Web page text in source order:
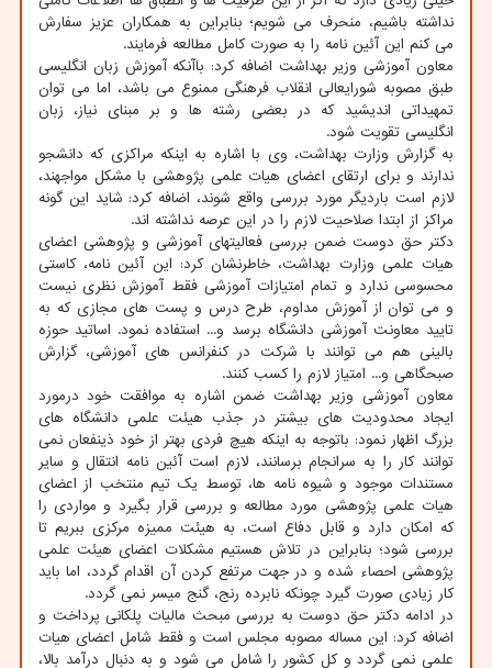
نداشته باشیم، منحرف می شویم؛ بنابراین به همکاران عزیز سفارش
می کنم این آئین نامه را به صورت کامل مطالعه فرمایند.
معاون آموزشی وزیر بهداشت اضافه کرد: باآنکه آموزش زبان انگلیسی
طبق مصوبه شورایعالی انقلاب فرهنگی ممنوع می باشد، اما می توان
تمهیداتی اندیشید که در بعضی رشته ها و بر مبنای نیاز، زبان
انگلیسی تقویت شود.
به گزارش وزارت بهداشت، وی با اشاره به اینکه مراکزی که دانشجو
ندارند و برای ارتقای اعضای هیات علمی پژوهشی با مشکل مواجهند،
لازم است باردیگر مورد بررسی واقع شوند، اضافه کرد: شاید این گونه
مراکز از ابتدا صلاحیت لازم را در این عرصه نداشته اند.
دکتر حق دوست ضمن بررسی فعالیتهای آموزشی و پژوهشی اعضای
هیات علمی وزارت بهداشت، خاطرنشان کرد: این آئین نامه، کاستی
محسوسی ندارد و تمام امتیازات آموزشی فقط آموزش نظری نیست
و می توان از آموزش مداوم، طرح درس و پست های مجازی که به
تایید معاونت آموزشی دانشگاه برسد و... استفاده نمود. اساتید حوزه
بالینی هم می توانند با شرکت در کنفرانس های آموزشی، گزارش
صبحگاهی و... امتیاز لازم را کسب کنند.
معاون آموزشی وزیر بهداشت ضمن اشاره به موافقت خود درمورد
ایجاد محدودیت های بیشتر در جذب هیئت علمی دانشگاه های
بزرگ اظهار نمود: باتوجه به اینکه هیچ فردی بهتر از خود ذینفعان نمی
توانند کار را به سرانجام برسانند، لازم است آئین نامه انتقال و سایر
مستندات موجود و شیوه نامه ها، توسط یک تیم منتخب از اعضای
هیات علمی پژوهشی مورد مطالعه و بررسی قرار بگیرد و مواردی را
که امکان دارد و قابل دفاع است، به هیئت ممیزه مرکزی ببریم تا
بررسی شود؛ بنابراین در تلاش هستیم مشکلات اعضای هیئت علمی
پژوهشی احصاء شده و در جهت مرتفع کردن آن اقدام گردد، اما باید
کار زیادی صورت گیرد چونکه نابرده رنج، گنج میسر نمی گردد.
در ادامه دکتر حق دوست به بررسی مبحث مالیات پلکانی پرداخت و
اضافه کرد: این مساله مصوبه مجلس است و فقط شامل اعضای هیات
علمی نمی گردد و کل کشور را شامل می شود و به دنبال درآمد بالا،